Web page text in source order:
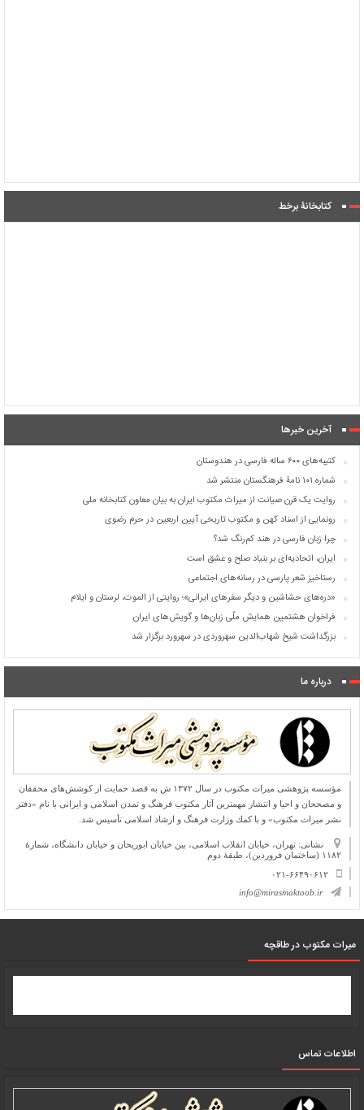
کتابخانۀ برخط
آخرین خبرها
کتیبه‌های ۶۰۰ ساله فارسی در هندوستان
شماره ۱۰۱ نامۀ فرهنگستان منتشر شد
روایت یک قرن صیانت از میراث مکتوب ایران به بیان معاون کتابخانه ملی
رونمایی از اسناد کهن و مکتوب تاریخی آیین اربعین در حرم رضوی
چرا زبان فارسی در هند کم‌رنگ شد؟
ایران، اتحادیه‌ای بر بنیاد صلح و عشق است
رستاخیز شعر پارسی در رسانه‌های اجتماعی
«دره‌های حشاشین و دیگر سفرهای ایرانی»؛ روایتی از الموت، لرستان و ایلام
فراخوان هشتمین همایش ملّی زبان‌ها و گویش‌های ایران
بزرگداشت شیخ شهاب‌الدین سهروردی در سهرورد برگزار شد
درباره ما
مؤسسه پژوهشی میراث مكتوب در سال ۱۳۷۲ ش به قصد حمایت از كوشش‌های محققان
و مصححان و احیا و انتشار مهمترین آثار مكتوب فرهنگ و تمدن اسلامی و ایرانی با نام «دفتر
نشر میراث مكتوب» و با كمك وزارت فرهنگ و ارشاد اسلامی تأسیس شد.
نشانی: تهران، خیابان انقلاب اسلامی، بین خیابان ابوریحان و خیابان دانشگاه، شمارۀ
۱۱۸۲ (ساختمان فروردین)، طبقۀ دوم
۰۲۱-۶۶۴۹۰۶۱۲
info@mirasmaktoob.ir
میرات مکتوب در طاقچه
اطلاعات تماس